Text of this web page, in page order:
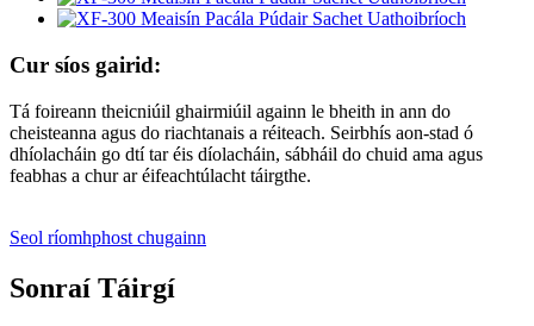
Cur síos gairid:
Tá foireann theicniúil ghairmiúil againn le bheith in ann do
cheisteanna agus do riachtanais a réiteach. Seirbhís aon-stad ó
dhíolacháin go dtí tar éis díolacháin, sábháil do chuid ama agus
feabhas a chur ar éifeachtúlacht táirgthe.
Seol ríomhphost chugainn
Sonraí Táirgí